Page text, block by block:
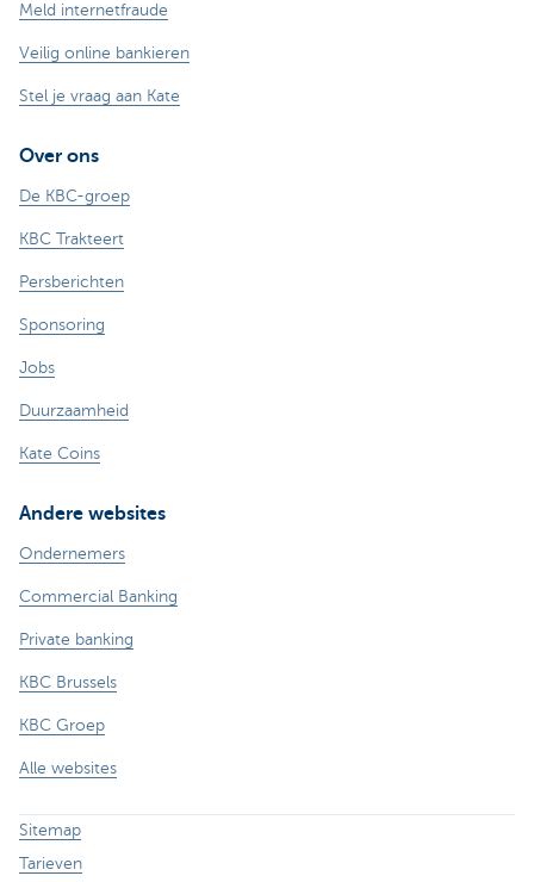
Meld internetfraude
Veilig online bankieren
Stel je vraag aan Kate
Over ons
De KBC-groep
KBC Trakteert
Persberichten
Sponsoring
Jobs
Duurzaamheid
Kate Coins
Andere websites
Ondernemers
Commercial Banking
Private banking
KBC Brussels
KBC Groep
Alle websites
Sitemap
Tarieven